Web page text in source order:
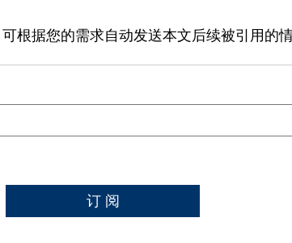
根据您的需求自动发送本文后续被引用的